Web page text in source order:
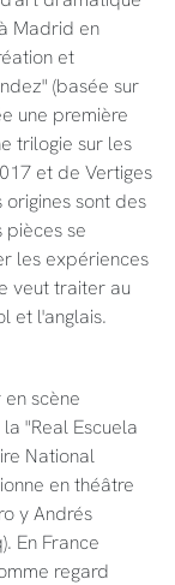
Madrid en
et
(basée sur
une première
trilogie sur les
et de Vertiges
sont des
pièces se
les expériences
veut traiter au
et l'anglais.
scène
"Real Escuela
National
en théâtre
y Andrés
En France
regard